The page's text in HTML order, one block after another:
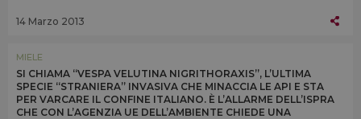
14 Marzo 2013
MIELE
SI CHIAMA “VESPA VELUTINA NIGRITHORAXIS”, L’ULTIMA
SPECIE “STRANIERA” INVASIVA CHE MINACCIA LE API E STA
PER VARCARE IL CONFINE ITALIANO. È L’ALLARME DELL’ISPRA
CHE CON L’AGENZIA UE DELL’AMBIENTE CHIEDE UNA